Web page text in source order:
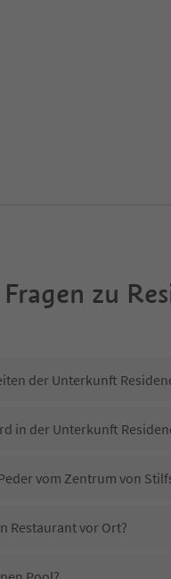
zu
der Unterkunft
in der Unterkunft
vom Zentrum von
Restaurant vor Ort?